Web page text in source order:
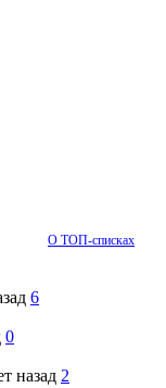
О ТОП-списках
6
0
назад 2